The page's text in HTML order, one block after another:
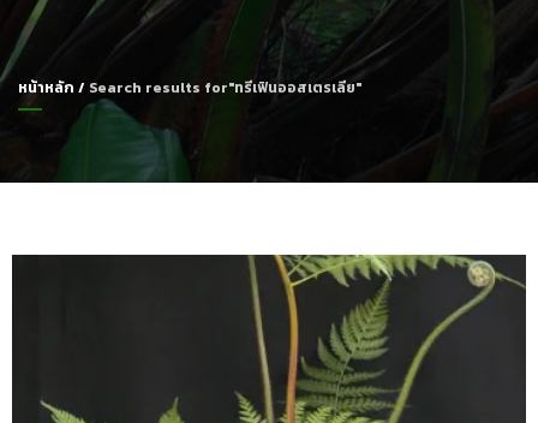
หน้าหลัก / Search results for"ทรีเฟินออสเตรเลีย"